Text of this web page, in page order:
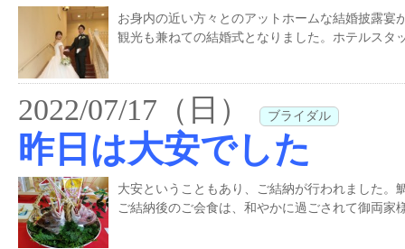
お身内の近い方々とのアットホームな結婚披露
観光も兼ねての結婚式となりました。ホテルスタ
2022/07/17（日） ブライダル
昨日は大安でした
大安ということもあり、ご結納が行われました
ご結納後のご会食は、和やかに過ごされて御両